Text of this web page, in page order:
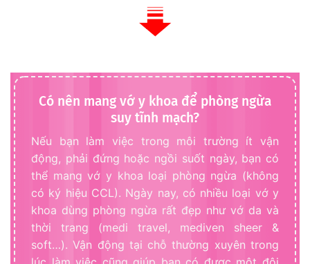
Có nên mang vớ y khoa để phòng ngừa
suy tĩnh mạch?
Nếu bạn làm việc trong môi trường ít vận
động, phải đứng hoặc ngồi suốt ngày, bạn có
thể mang vớ y khoa loại phòng ngừa (không
có ký hiệu CCL). Ngày nay, có nhiều loại vớ y
khoa dùng phòng ngừa rất đẹp như vớ da và
thời trang (medi travel, mediven sheer &
soft…). Vận động tại chỗ thường xuyên trong